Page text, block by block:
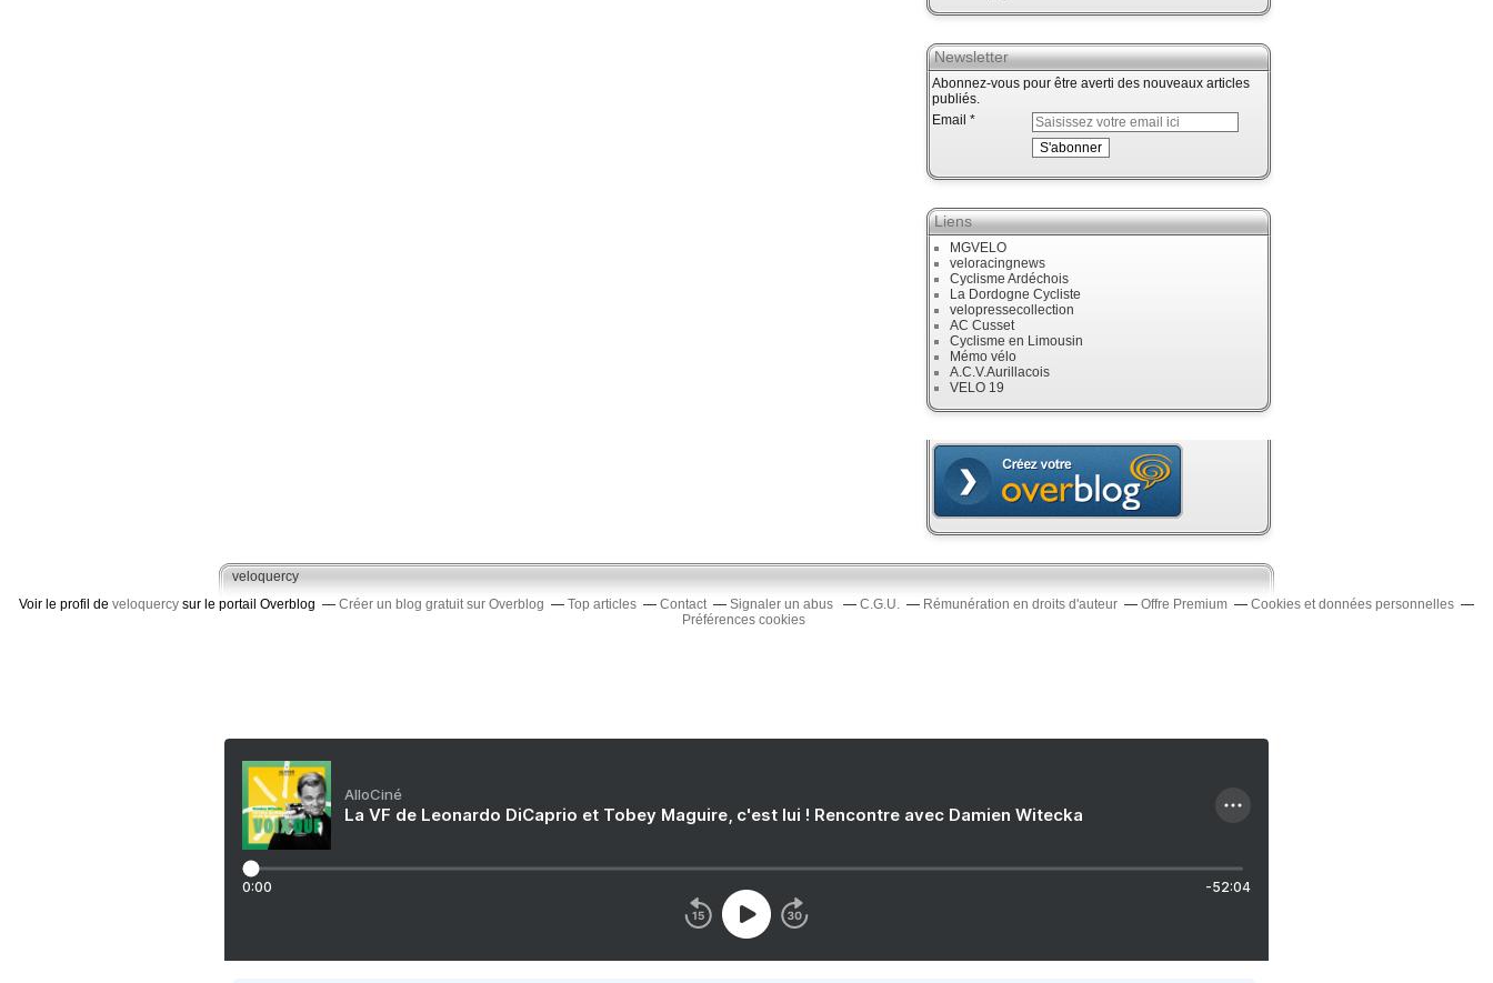
Newsletter
Abonnez-vous pour être averti des nouveaux articles
publiés.
Email
Liens
MGVELO
veloracingnews
Cyclisme Ardéchois
La Dordogne Cycliste
velopressecollection
AC Cusset
Cyclisme en Limousin
Mémo vélo
A.C.V.Aurillacois
VELO 19
veloquercy
Voir le profil de veloquercy sur le portail Overblog Créer un blog gratuit sur Overblog Top articles Contact Signaler un abus C.G.U. Rémunération en droits d'auteur Offre Premium
Cookies et données personnelles
Préférences cookies
AlloCiné
La VF de Leonardo DiCaprio et Tobey Maguire, c'est lui ! Rencontre avec Damien Witecka
0:00 -52:04